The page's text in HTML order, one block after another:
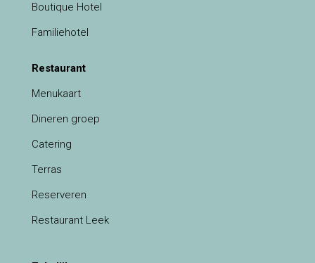
Boutique Hotel
Familiehotel
Restaurant
Menukaart
Dineren groep
Catering
Terras
Reserveren
Restaurant Leek